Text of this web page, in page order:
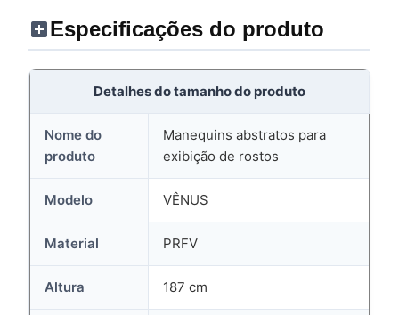
Especificações do produto
Detalhes do tamanho do produto
Nome do
produto
Manequins abstratos para
exibição de rostos
Modelo VÊNUS
Material PRFV
Altura 187 cm